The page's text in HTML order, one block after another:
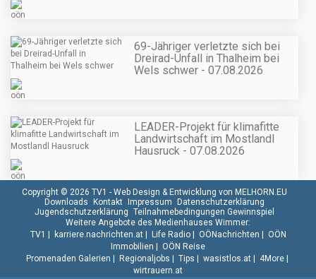
69-Jähriger verletzte sich bei
Dreirad-Unfall in Thalheim bei
Wels schwer - 07.08.2026
LEADER-Projekt für klimafitte
Landwirtschaft im Mostlandl
Hausruck - 07.08.2026
Copyright © 2026 TV1 - Web Design & Entwicklung von MELHORN.EU
Downloads
Kontakt Impressum
Datenschutzerklärung
Jugendschutzerklärung Teilnahmebedingungen Gewinnspiel
Weitere Angebote des Medienhauses Wimmer:
TV1
karriere.nachrichten.at| Life Radio| OÖNachrichten
OÖN
Immobilien
OÖN Reise
Promenaden Galerien
Regionaljobs Tips wasistlos.at| 4More|
wirtrauern.at